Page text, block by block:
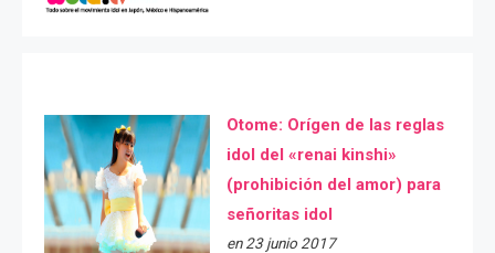
Otome: Orígen de las reglas
idol del «renai kinshi»
(prohibición del amor) para
señoritas idol
en 23 junio 2017